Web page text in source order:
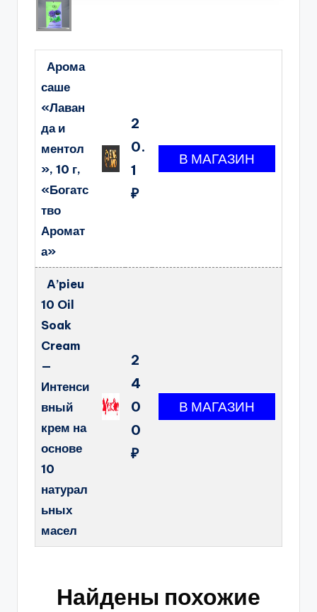
Арома
саше
«Лаван
да и
ментол
», 10 г,
«Богатс
тво
Аромат
а»
2
0.
1
₽
A’pieu
10 Oil
Soak
Cream
—
Интенси
вный
крем на
основе
10
натурал
ьных
масел
2
4
0
0
₽
Найдены похожие